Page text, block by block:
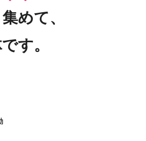
めて、
す。